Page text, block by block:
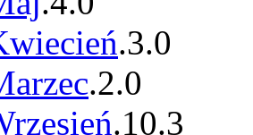
.3.0
.2.0
.10.3